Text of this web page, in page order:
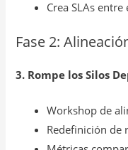
Crea SLAs
Fase 2:
3. Rompe los Silos
Workshop de
Redefinición de